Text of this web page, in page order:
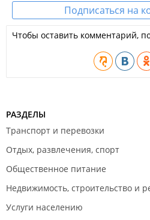
Подписаться на
Чтобы оставить комментарий,
РАЗДЕЛЫ
Транспорт и перевозки
Отдых, развлечения, спорт
Общественное питание
Недвижимость, строительство и
Услуги населению